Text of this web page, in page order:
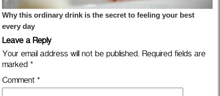
Leave a Reply
Your email address will not be published. Required fields are
marked *
Comment *